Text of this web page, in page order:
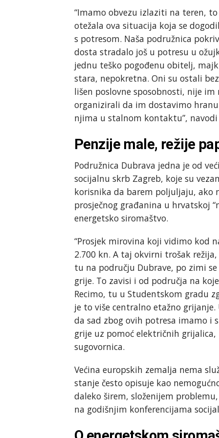
“Imamo obvezu izlaziti na teren,
otežala ova situacija koja se
s potresom. Naša podružnica
dosta stradalo još u potresu u
jednu teško pogođenu obitelj,
stara, nepokretna. Oni su ostali
lišen poslovne sposobnosti, nije
organizirali da im dostavimo
njima u stalnom kontaktu”,
Penzije male, režije
Podružnica Dubrava jedna je od
socijalnu skrb Zagreb, koje su
korisnika da barem poljuljaju, ako
prosječnog građanina u hrvatskoj
energetsko siromaštvo.
“Prosjek mirovina koji vidimo kod
2.700 kn. A taj okvirni trošak
tu na području Dubrave, po zimi
grije. To zavisi i od područja na
Recimo, tu u Studentskom gradu
je to više centralno etažno
da sad zbog ovih potresa imamo i
grije uz pomoć električnih
sugovornica.
Većina europskih zemalja nema
stanje često opisuje kao
daleko širem, složenijem
na godišnjim konferencijama